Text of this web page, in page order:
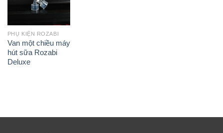
PHỤ KIỆN ROZABI
Van một chiều máy
hút sữa Rozabi
Deluxe